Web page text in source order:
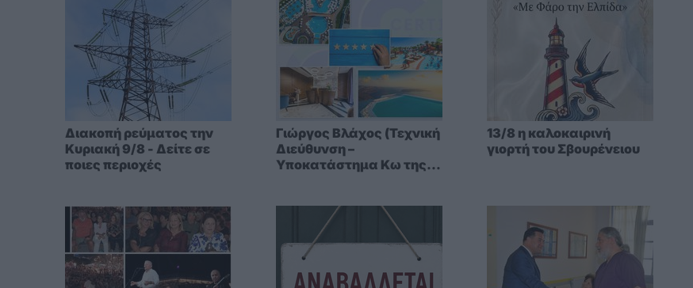
Διακοπή ρεύματος την
Κυριακή 9/8 - Δείτε σε
ποιες περιοχές
Γιώργος Βλάχος (Τεχνική
Διεύθυνση –
Υποκατάστημα Κω της
αναβολή – η σεζόν δεν
περιμένει»
13/8 η καλοκαιρινή
γιορτή του Σβουρένειου